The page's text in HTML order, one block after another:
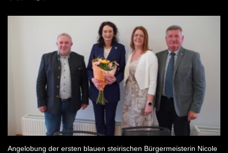
Angelobung der ersten blauen steirischen Bürgermeisterin Nicole